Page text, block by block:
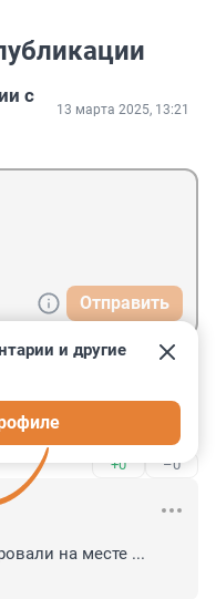
с
13 марта 2025, 13:21
Отправить
+0 –0
и другие
на месте ...